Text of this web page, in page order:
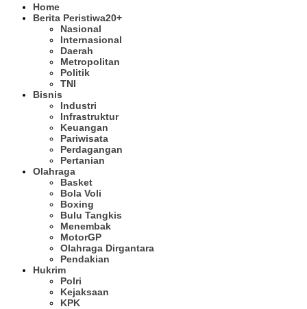
Home
Berita Peristiwa20+
Nasional
Internasional
Daerah
Metropolitan
Politik
TNI
Bisnis
Industri
Infrastruktur
Keuangan
Pariwisata
Perdagangan
Pertanian
Olahraga
Basket
Bola Voli
Boxing
Bulu Tangkis
Menembak
MotorGP
Olahraga Dirgantara
Pendakian
Hukrim
Polri
Kejaksaan
KPK